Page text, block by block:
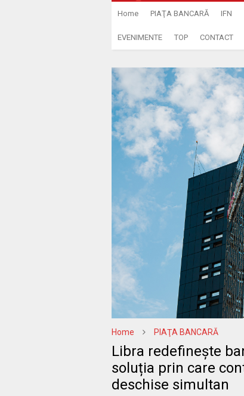
Home PIAŢA BANCARĂ IFN
EVENIMENTE TOP CONTACT
Home PIAŢA BANCARĂ
Libra redefinește
soluția prin care
deschise simultan